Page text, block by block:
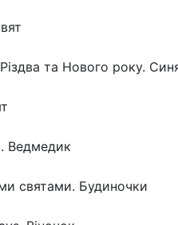
та Нового року.
Ведмедик
святами. Будиночки